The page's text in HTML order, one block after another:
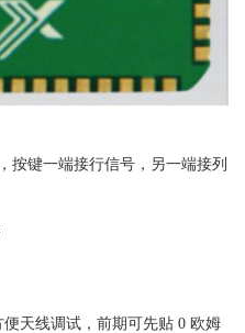
按键一端接行信号，另一端接列
天线调试，前期可先贴 0 欧姆